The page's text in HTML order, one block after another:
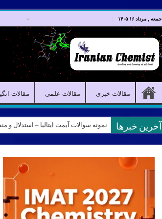
جمعه , مرداد ۱۶ ۱۴۰۵
مقالات خبری مقالات علمی مقالات
آخرین خبرها کانال آیمت ایتالیا در نرم افزار بله –